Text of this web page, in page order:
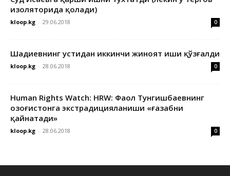
изоляторида қолади)
kloop.kg - 29.06.2018 0
Шадиевнинг устидан иккинчи жиноят иши қўзғалди
kloop.kg - 28.06.2018 0
Human Rights Watch: HRW: Фаол Тунгишбаевнинг
Қозоғистонга экстрадицияланиши «ғазабни
қайнатади»
kloop.kg - 28.06.2018 0